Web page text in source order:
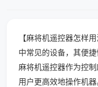
【麻将机遥控器怎样
中常见的设备，其便
麻将机遥控器作为控
用户更高效地操作机器